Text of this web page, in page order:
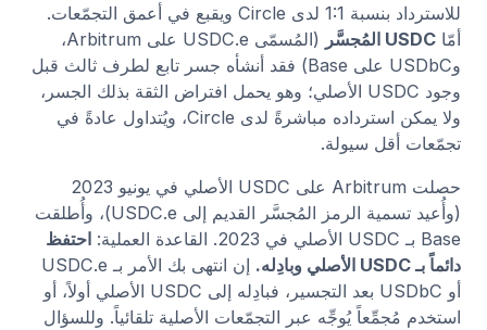
للاسترداد بنسبة 1:1 لدى Circle ويقبع في أعمق التجمّعات.
أمّا USDC المُجسَّر
(المُسمّى USDC.e على Arbitrum،
وUSDbC على Base) فقد أنشأه جسر تابع لطرف ثالث قبل
وجود USDC الأصلي؛ وهو يحمل افتراض الثقة بذلك الجسر،
ولا يمكن استرداده مباشرةً لدى Circle، ويُتداول عادةً في
تجمّعات أقل سيولة.
حصلت Arbitrum على USDC الأصلي في يونيو 2023
(وأُعيد تسمية الرمز المُجسَّر القديم إلى USDC.e)، وأُطلقت
Base بـ USDC الأصلي في 2023. القاعدة العملية:
احتفظ
دائماً بـ USDC الأصلي وبادِله.
إن انتهى بك الأمر بـ USDC.e
أو USDbC بعد التجسير، فبادِله إلى USDC الأصلي أولاً، أو
استخدم مُجمِّعاً يُوجِّه عبر التجمّعات الأصلية تلقائياً. وللسؤال